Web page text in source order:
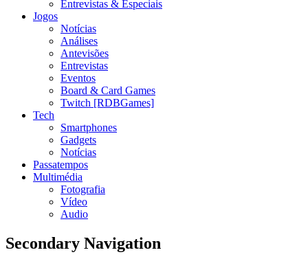
Entrevistas & Especiais
Jogos
Notícias
Análises
Antevisões
Entrevistas
Eventos
Board & Card Games
Twitch [RDBGames]
Tech
Smartphones
Gadgets
Notícias
Passatempos
Multimédia
Fotografia
Vídeo
Audio
Secondary Navigation